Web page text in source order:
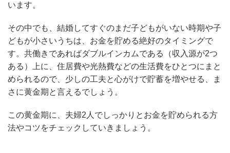
います。
その中でも、結婚してすぐのまだ子どもがいない時期や子
どもが小さいうちは、お金を貯める絶好のタイミングで
す。共働きであればダブルインカムである（収入源が2つ
ある）上に、住居費や光熱費などの生活費をひとつにまと
められるので、少しの工夫と心がけで貯蓄を増やせる、ま
さに黄金期と言えるでしょう。
この黄金期に、夫婦2人でしっかりとお金を貯められる方
法やコツをチェックしていきましょう。